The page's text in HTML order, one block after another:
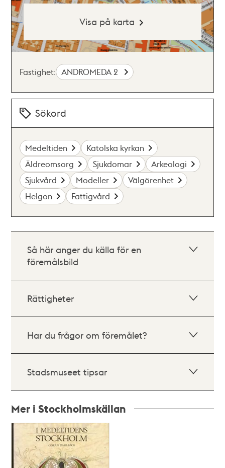
Visa på karta
Fastighet: ANDROMEDA 2
Sökord
Medeltiden
Katolska kyrkan
Äldreomsorg
Sjukdomar
Arkeologi
Sjukvård
Modeller
Välgörenhet
Helgon
Fattigvård
Så här anger du källa för en
föremålsbild
Rättigheter
Har du frågor om föremålet?
Stadsmuseet tipsar
Mer i Stockholmskällan
Relaterade
och
teman